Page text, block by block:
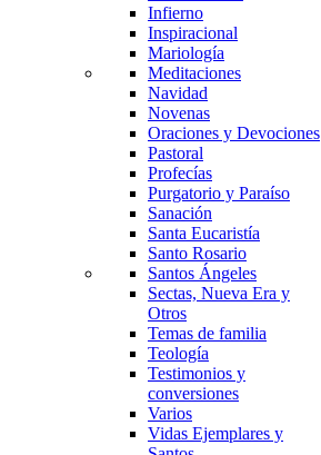
Infierno
Inspiracional
Mariología
Meditaciones
Navidad
Novenas
Oraciones y Devociones
Pastoral
Profecías
Purgatorio y Paraíso
Sanación
Santa Eucaristía
Santo Rosario
Santos Ángeles
Sectas, Nueva Era y
Otros
Temas de familia
Teología
Testimonios y
conversiones
Varios
Vidas Ejemplares y